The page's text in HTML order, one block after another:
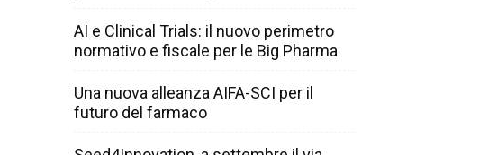
AI e Clinical Trials: il nuovo perimetro
normativo e fiscale per le Big Pharma
Una nuova alleanza AIFA-SCI per il
futuro del farmaco